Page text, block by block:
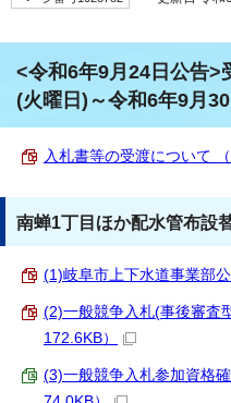
<令和6年9月24日公告>
(火曜日)～令和6年9月
入札書等の受渡について
南蝉1丁目ほか配水管布設
(1)岐阜市上下水道事業部
(2)一般競争入札(事後審査
172.6KB）
(3)一般競争入札参加資格